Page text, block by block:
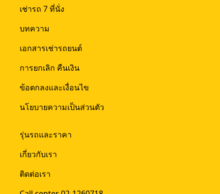
เช่ารถ 7 ที่นั่ง
บทความ
เอกสารเช่ารถยนต์
การยกเลิก คืนเงิน
ข้อตกลงและเงื่อนไข
นโยบายความเป็นส่วนตัว
รุ่นรถและราคา
เกี่ยวกับเรา
ติดต่อเรา